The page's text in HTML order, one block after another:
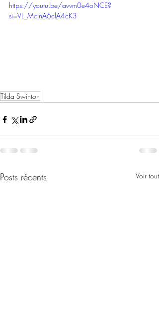
https://youtu.be/avvm0e4oNCE?
si=VL_McjnA6clA4cK3
Tilda Swinton
Posts récents Voir tout